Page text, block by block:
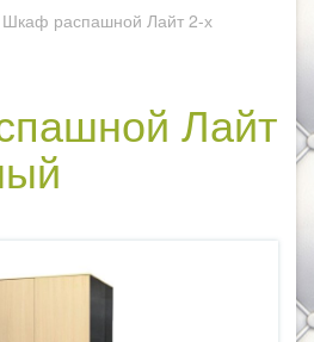
Шкаф распашной Лайт 2-х
Лайт